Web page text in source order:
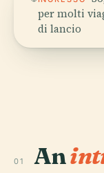
per molti
di lancio
01 An